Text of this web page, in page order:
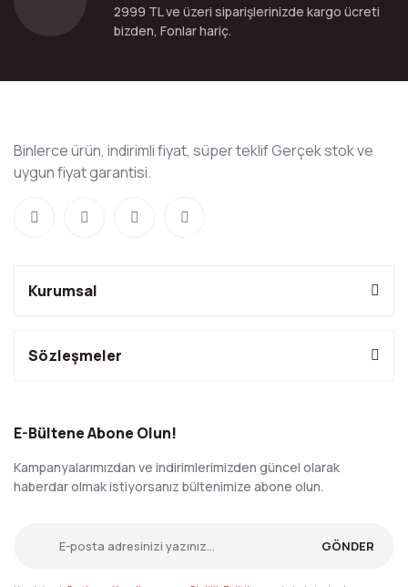
2999 TL ve üzeri siparişlerinizde kargo ücreti
bizden, Fonlar hariç.
Binlerce ürün, indirimli fiyat, süper teklif Gerçek stok ve
uygun fiyat garantisi.
Kurumsal
Sözleşmeler
E-Bültene Abone Olun!
Kampanyalarımızdan ve indirimlerimizden güncel olarak
haberdar olmak istiyorsanız bültenimize abone olun.
GÖNDER